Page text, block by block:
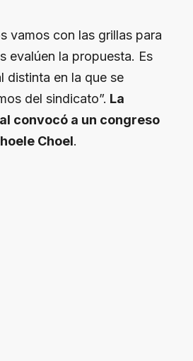
vamos con las grillas para
evalúen la propuesta. Es
distinta en la que se
del sindicato”. La
convocó a un congreso
Choel.